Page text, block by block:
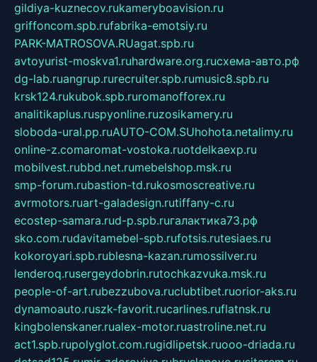
gildiya-kuznecov.rukameryboavision.ru
griffoncom.spb.rufabrika-emotsiy.ru
PARK-MATROSOVA.RUagat.spb.ru
avtoyurist-moskva1.ruhardware.org.ruсхема-авто.рф
dg-lab.ruangrup.rurecruiter.spb.rumusic8.spb.ru
krsk124.rukubok.spb.ruromanofforex.ru
analitikaplus.ruspyonline.ruzosikamery.ru
sloboda-ural.pp.ruAUTO-COM.SUhohota.netalimy.ru
online-z.comaromat-vostoka.ruotdelkaexp.ru
mobilvest.rubbd.net.rumebelshop.msk.ru
smp-forum.rubastion-td.rukosmoscreative.ru
avrmotors.ruart-galadesign.rutiffany-c.ru
ecostep-samara.rud-p.spb.ruгалактика73.рф
sko.com.rudavitamebel-spb.rufotsis.rutesiaes.ru
kokoroyari.spb.rublesna-kazan.rumossilver.ru
lenderoq.rusergeydobrin.rutochkazvuka.msk.ru
people-of-art.rubezzubova.ruclubtibet.ruorior-aks.ru
dynamoauto.ruszk-favorit.rucarlines.ruflatnsk.ru
kingbolenskaner.rualex-motor.ruastroline.net.ru
act1.spb.rupolyglot.com.rugidlipetsk.ruooo-driada.ru